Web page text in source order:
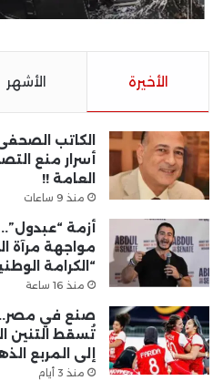
الأخيرة الأشهر
الكاتب
أسرار منع
العامة !!
منذ 9 ساعات
أزمة
مواجهة مرآة
“الكرامة
منذ 16 ساعة
صنع في مصر..
تُسقط التنين
إلى المربع
منذ 3 أيام